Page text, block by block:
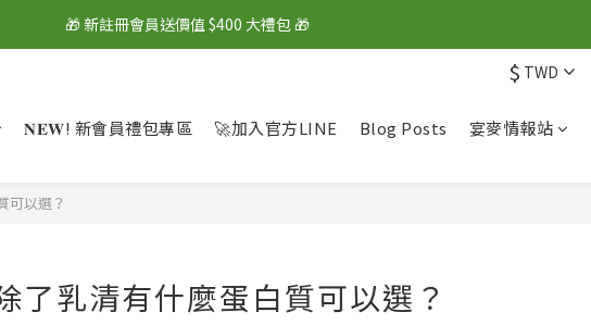
🎁 新註冊會員送價值 $400 大禮包 🎁
🎁 新註冊會員送價值 $400 大禮包 🎁
🎁 新註冊會員送價值 $400 大禮包 🎁
$ TWD
𝐍𝐄𝐖! 新會員禮包專區 🚀加入官方LINE Blog Posts 宴麥情報站
可以選？
了乳清有什麼蛋白質可以選？